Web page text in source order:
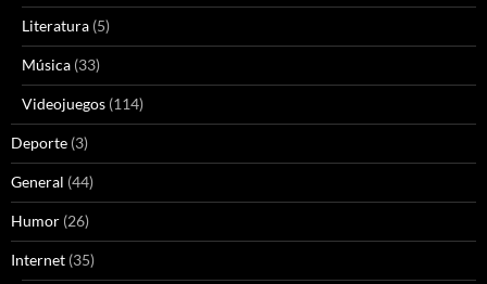
Literatura (5)
Música (33)
Videojuegos (114)
Deporte (3)
General (44)
Humor (26)
Internet (35)